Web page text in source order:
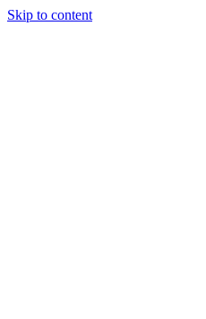
Skip to content